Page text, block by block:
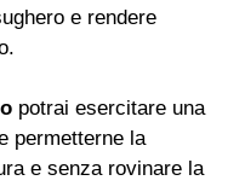
e rendere
potrai esercitare una
permetterne la
e senza rovinare la